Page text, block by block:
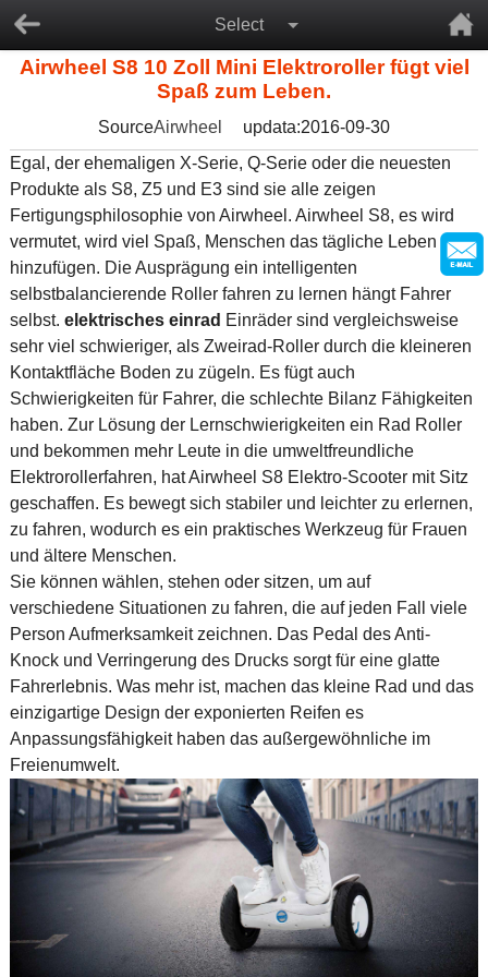
Select
Airwheel S8 10 Zoll Mini Elektroroller fügt viel
Spaß zum Leben.
SourceAirwheel
updata:2016-09-30
Egal, der ehemaligen X-Serie, Q-Serie oder die neuesten
Produkte als S8, Z5 und E3 sind sie alle zeigen
Fertigungsphilosophie von Airwheel. Airwheel S8, es wird
vermutet, wird viel Spaß, Menschen das tägliche Leben
hinzufügen. Die Ausprägung ein intelligenten
selbstbalancierende Roller fahren zu lernen hängt Fahrer
selbst. elektrisches einrad Einräder sind vergleichsweise
sehr viel schwieriger, als Zweirad-Roller durch die kleineren
Kontaktfläche Boden zu zügeln. Es fügt auch
Schwierigkeiten für Fahrer, die schlechte Bilanz Fähigkeiten
haben. Zur Lösung der Lernschwierigkeiten ein Rad Roller
und bekommen mehr Leute in die umweltfreundliche
Elektrorollerfahren, hat Airwheel S8 Elektro-Scooter mit Sitz
geschaffen. Es bewegt sich stabiler und leichter zu erlernen,
zu fahren, wodurch es ein praktisches Werkzeug für Frauen
und ältere Menschen.
Sie können wählen, stehen oder sitzen, um auf
verschiedene Situationen zu fahren, die auf jeden Fall viele
Person Aufmerksamkeit zeichnen. Das Pedal des Anti-
Knock und Verringerung des Drucks sorgt für eine glatte
Fahrerlebnis. Was mehr ist, machen das kleine Rad und das
einzigartige Design der exponierten Reifen es
Anpassungsfähigkeit haben das außergewöhnliche im
Freienumwelt.